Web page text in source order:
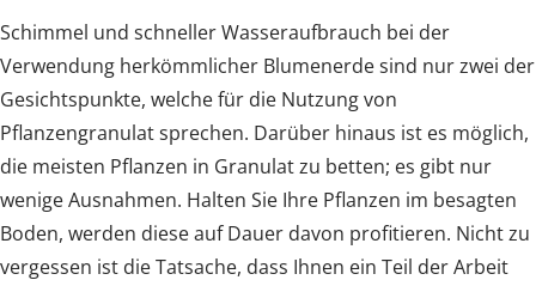
Schimmel und schneller Wasseraufbrauch bei der
Verwendung herkömmlicher Blumenerde sind nur zwei der
Gesichtspunkte, welche für die Nutzung von
Pflanzengranulat sprechen. Darüber hinaus ist es möglich,
die meisten Pflanzen in Granulat zu betten; es gibt nur
wenige Ausnahmen. Halten Sie Ihre Pflanzen im besagten
Boden, werden diese auf Dauer davon profitieren. Nicht zu
vergessen ist die Tatsache, dass Ihnen ein Teil der Arbeit